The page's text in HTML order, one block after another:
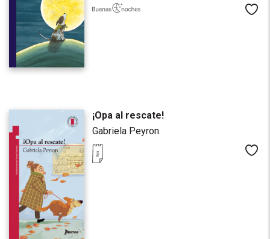
¡Opa al rescate!
Gabriela Peyron